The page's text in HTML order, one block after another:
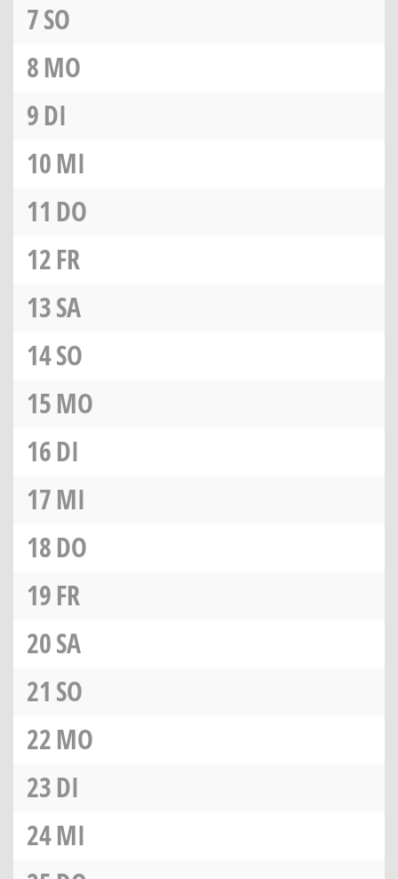
7SO
8MO
9DI
10MI
11 DO
12FR
13SA
14SO
15MO
16DI
17MI
18DO
19FR
20SA
21 SO
22MO
23DI
24MI